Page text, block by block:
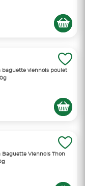
baguette viennois poulet
Baguette Viennois Thon